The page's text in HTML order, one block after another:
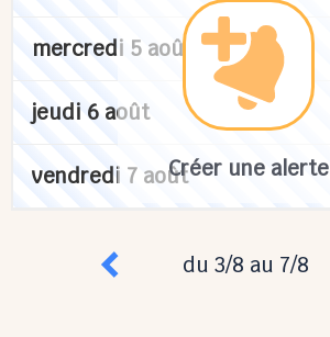
Créer une alerte
mercredi 5 août
jeudi 6 août
vendredi 7 août
du 3/8 au 7/8